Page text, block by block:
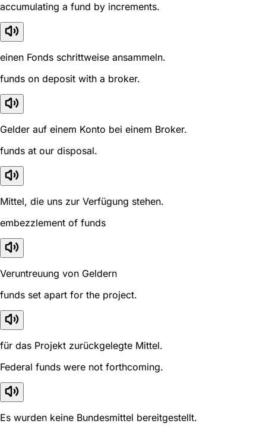
accumulating a fund by increments.
einen Fonds schrittweise ansammeln.
funds on deposit with a broker.
Gelder auf einem Konto bei einem Broker.
funds at our disposal.
Mittel, die uns zur Verfügung stehen.
embezzlement of funds
Veruntreuung von Geldern
funds set apart for the project.
für das Projekt zurückgelegte Mittel.
Federal funds were not forthcoming.
Es wurden keine Bundesmittel bereitgestellt.